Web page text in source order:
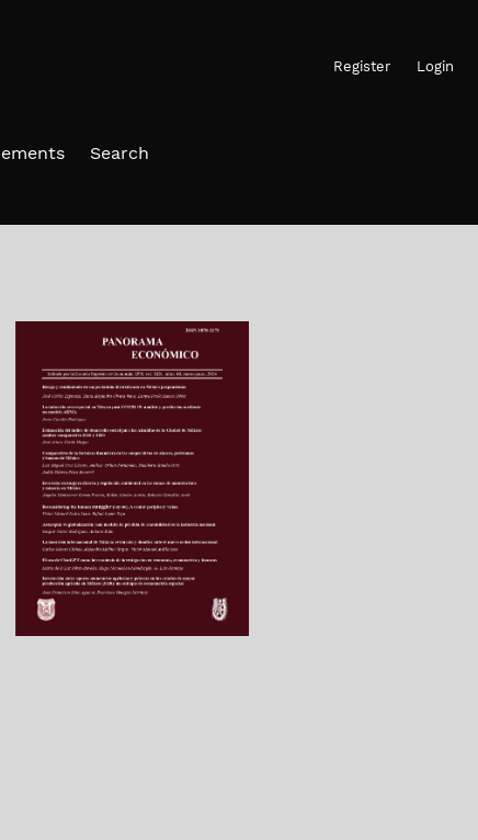
Register Login
Search